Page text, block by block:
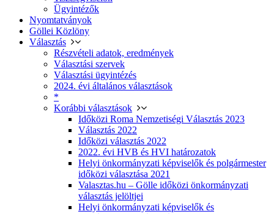
Ügyintézők
Nyomtatványok
Göllei Közlöny
Választás
Részvételi adatok, eredmények
Választási szervek
Választási ügyintézés
2024. évi általános választások
*
Korábbi választások
Időközi Roma Nemzetiségi Választás 2023
Választás 2022
Időközi választás 2022
2022. évi HVB és HVI határozatok
Helyi önkormányzati képviselők és polgármester
időközi választása 2021
Valasztas.hu – Gölle időközi önkormányzati
választás jelöltjei
Helyi önkormányzati képviselők és